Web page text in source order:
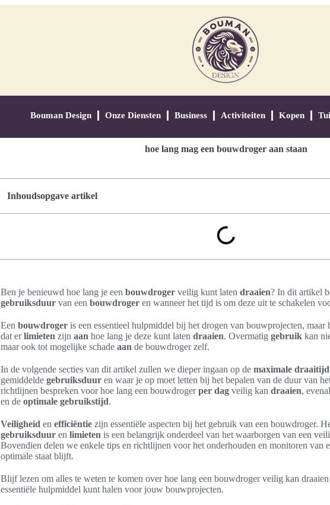
Bouman Design Onze Diensten Business Activiteiten Kopen
hoe lang mag een bouwdroger aan staan
Inhoudsopgave artikel
Ben je benieuwd hoe lang je een bouwdroger veilig kunt laten draaien? In dit artikel
gebruiksduur van een bouwdroger en wanneer het tijd is om deze uit te schakelen
Een bouwdroger is een essentieel hulpmiddel bij het drogen van bouwprojecten,
dat erlimieten zijn aan hoe lang je deze kunt laten draaien. Overmatig gebruik kan
maar ook tot mogelijke schade aan de bouwdroger zelf.
In de volgende secties van dit artikel zullen we dieper ingaan op de maximale draaitijd
gemiddelde gebruiksduur en waar je op moet letten bij het bepalen van de duur van
richtlijnen bespreken voor hoe lang een bouwdrogerper dag veilig kan draaien,
en de optimale gebruikstijd.
Veiligheid en efficiëntie zijn essentiële aspecten bij het gebruik van een bouwdroger.
gebruiksduur en limieten is een belangrijk onderdeel van het waarborgen van een
Bovendien delen we enkele tips en richtlijnen voor het onderhouden en monitoren van
optimale staat blijft.
Blijf lezen om alles te weten te komen over hoe lang een bouwdroger veilig kan
essentiële hulpmiddel kunt halen voor jouw bouwprojecten.